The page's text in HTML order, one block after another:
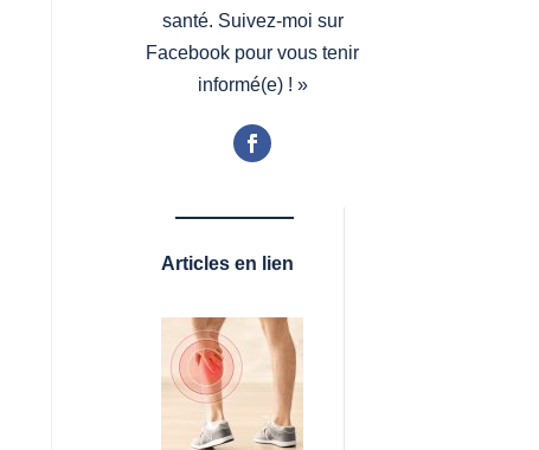
santé. Suivez-moi sur
Facebook pour vous tenir
informé(e) ! »
Articles en lien